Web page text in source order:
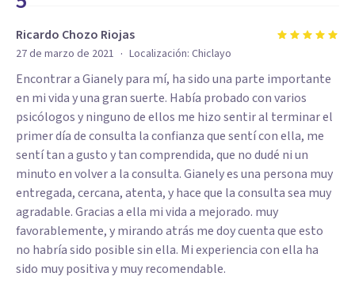
Ricardo Chozo Riojas
27 de marzo de 2021 · Localización: Chiclayo
Encontrar a Gianely para mí, ha sido una parte importante
en mi vida y una gran suerte. Había probado con varios
psicólogos y ninguno de ellos me hizo sentir al terminar el
primer día de consulta la confianza que sentí con ella, me
sentí tan a gusto y tan comprendida, que no dudé ni un
minuto en volver a la consulta. Gianely es una persona muy
entregada, cercana, atenta, y hace que la consulta sea muy
agradable. Gracias a ella mi vida a mejorado. muy
favorablemente, y mirando atrás me doy cuenta que esto
no habría sido posible sin ella. Mi experiencia con ella ha
sido muy positiva y muy recomendable.